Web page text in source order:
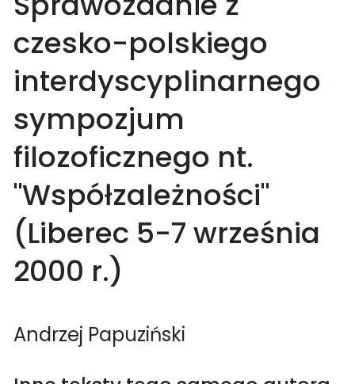
czesko-polskiego
interdyscyplinarnego
sympozjum
filozoficznego nt.
"Współzależności"
(Liberec 5-7 września
2000 r.)
Andrzej Papuziński